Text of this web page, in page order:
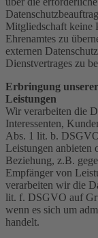
Mitgliedschaft keine
Ehrenamtes zu
externen
Dienstvertrages zu
Erbringung unserer
Leistungen
Wir verarbeiten die
Interessenten,
Abs. 1 lit. b.
Leistungen anbieten
Beziehung, z.B.
Empfänger von
verarbeiten wir die
lit. f. DSGVO auf
wenn es sich um
handelt.